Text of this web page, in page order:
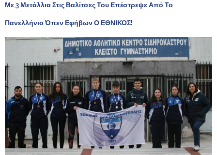
Με 3 Μετάλλια Στις Βαλίτσες Του Επέστρεψε Από Το
Πανελλήνιο Όπεν Εφήβων Ο ΕΘΝΙΚΟΣ!